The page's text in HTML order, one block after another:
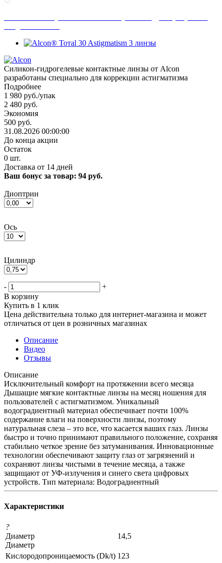
Силикон-гидрогелевые контактные линзы от Alcon
разработаны специально для коррекции астигматизма
Подробнее
1 980 руб./упак
2 480 руб.
Экономия
500 руб.
31.08.2026 00:00:00
До конца акции
Остаток
0 шт.
Доставка от 14 дней
Ваш бонус за товар: 94 руб.
Диоптрии
Ось
Цилиндр
-
+
В корзину
Купить в 1 клик
Цена действительна только для интернет-магазина и может
отличаться от цен в розничных магазинах
Описание
Видео
Отзывы
Описание
Исключительный комфорт на протяжении всего месяца
Дышащие мягкие контактные линзы на месяц ношения для
пользователей с астигматизмом. Уникальный
водоградиентный материал обеспечивает почти 100%
содержание влаги на поверхности линзы, поэтому
натуральная слеза – это все, что касается ваших глаз. Линзы
быстро и точно принимают правильного положение, сохраняя
стабильно четкое зрение без затуманивания. Инновационные
технологии обеспечивают защиту глаз от загрязнений и
сохраняют линзы чистыми в течение месяца, а также
защищают от УФ-излучения и синего света цифровых
устройств. Тип материала: Водоградиентный
Характеристики
?
Диаметр
Диаметр
14,5
Кислородопроницаемость (Dk/t) 123